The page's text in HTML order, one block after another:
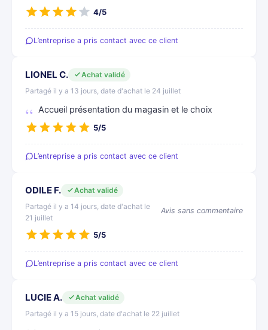
4/5
L’entreprise a pris contact avec ce client
LIONEL C.
Achat validé
Partagé il y a 13 jours, date d'achat le 24 juillet
Accueil présentation du magasin et le choix
5/5
L’entreprise a pris contact avec ce client
ODILE F.
Achat validé
Partagé il y a 14 jours, date d'achat le
21 juillet
Avis sans commentaire
5/5
L’entreprise a pris contact avec ce client
LUCIE A.
Achat validé
Partagé il y a 15 jours, date d'achat le 22 juillet